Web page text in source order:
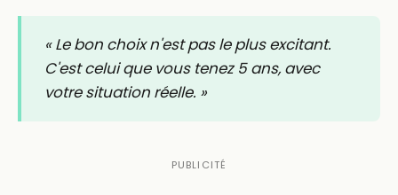
« Le bon choix n'est pas le plus excitant.
C'est celui que vous tenez 5 ans, avec
votre situation réelle. »